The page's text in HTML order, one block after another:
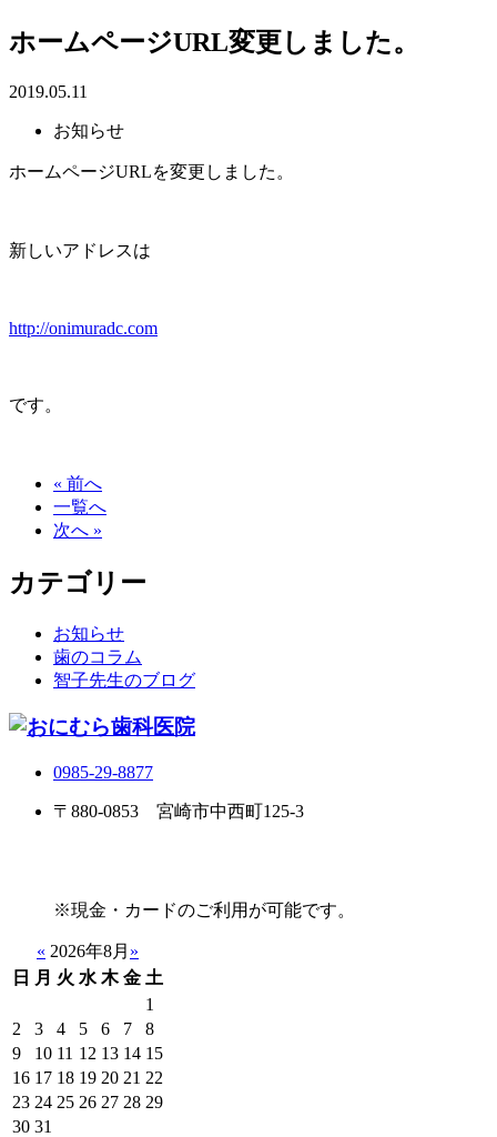
ホームページURL変更しました。
2019.05.11
お知らせ
ホームページURLを変更しました。
新しいアドレスは
http://onimuradc.com
です。
« 前へ
一覧へ
次へ »
カテゴリー
お知らせ
歯のコラム
智子先生のブログ
0985-29-8877
〒880-0853 宮崎市中西町125-3
※現金・カードのご利用が可能です。
« 2026年8月 »
日
月 火 水 木 金 土
1
2
3 4 5 6 7
8
9
10 11 12 13 14 15
16 17 18 19 20 21 22
23 24 25 26 27 28 29
30 31